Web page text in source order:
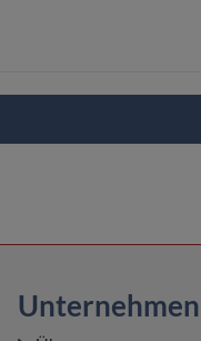
Unternehmen